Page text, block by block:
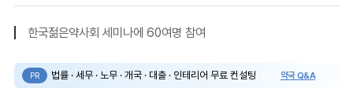
한국젊은약사회 세미나에 60여명 참여
PR 법률 · 세무 · 노무 · 개국 · 대출 · 인테리어 무료 컨설팅 약국 Q&A